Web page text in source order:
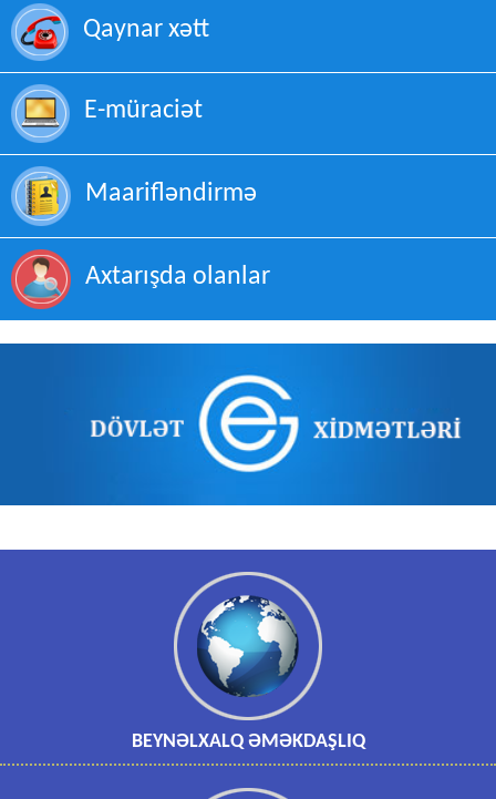
Qaynar xətt
E-müraciət
Maarifləndirmə
Axtarışda olanlar
BEYNƏLXALQ ƏMƏKDAŞLIQ